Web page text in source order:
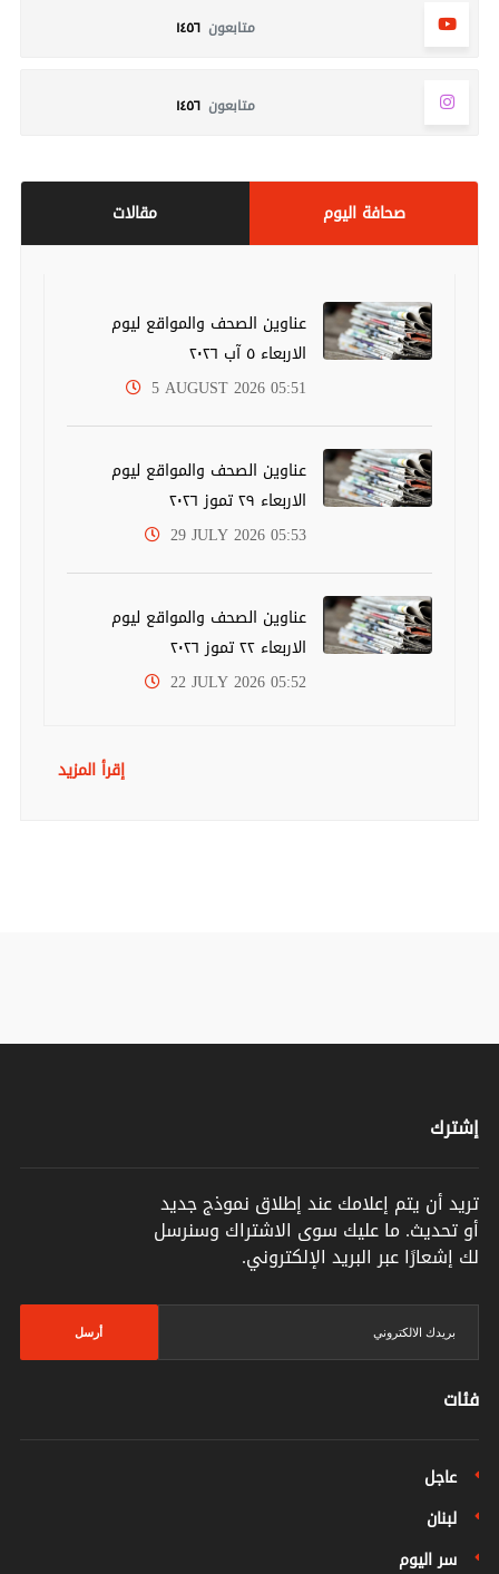
متابعون ١٤٥٦
متابعون ١٤٥٦
مقالات صحافة اليوم
عناوين الصحف والمواقع ليوم
الاربعاء ٥ آب ٢٠٢٦
5 AUGUST 2026 05:51
عناوين الصحف والمواقع ليوم
الاربعاء ٢٩ تموز ٢٠٢٦
29 JULY 2026 05:53
عناوين الصحف والمواقع ليوم
الاربعاء ٢٢ تموز ٢٠٢٦
22 JULY 2026 05:52
إقرأ المزيد
إشترك
تريد أن يتم إعلامك عند إطلاق نموذج جديد
أو تحديث. ما عليك سوى الاشتراك وسنرسل
لك إشعارًا عبر البريد الإلكتروني.
أرسل
فئات
عاجل
لبنان
سر اليوم